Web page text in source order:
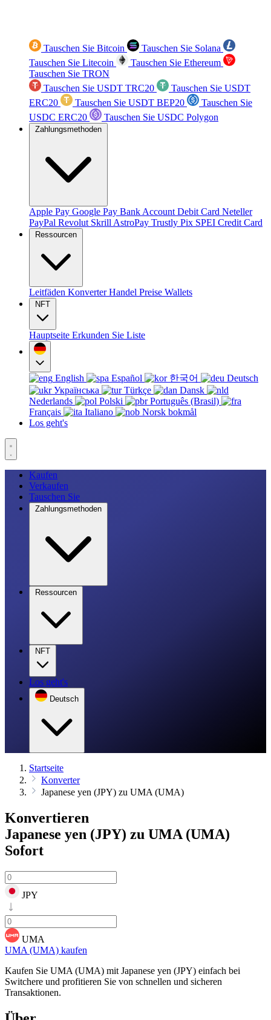
Tauschen Sie Bitcoin
Tauschen Sie Solana
Tauschen Sie Litecoin
Tauschen Sie Ethereum
Tauschen Sie TRON
Tauschen Sie USDT TRC20
Tauschen Sie USDT
ERC20
Tauschen Sie USDT BEP20
Tauschen Sie
USDC ERC20
Tauschen Sie USDC Polygon
Zahlungsmethoden
Apple Pay Google Pay Bank Account Debit Card Neteller
PayPal Revolut Skrill AstroPay Trustly Pix SPEI Credit Card
Ressourcen
Leitfäden KonverterHandel Preise Wallets
NFT
Hauptseite Erkunden Sie Liste
English Español 한국어
Deutsch
Українська
Türkçe
Dansk
Nederlands
Polski
Português (Brasil)
Français
Italiano
Norsk bokmål
Los geht's
Kaufen
Verkaufen
Tauschen Sie
Zahlungsmethoden
Ressourcen
NFT
Los geht's
Deutsch
Startseite
Konverter
Japanese yen (JPY) zu UMA (UMA)
Konvertieren
Japanese yen (JPY) zu UMA (UMA)
Sofort
JPY
UMA
UMA (UMA) kaufen
Kaufen Sie UMA (UMA) mit Japanese yen (JPY) einfach bei
Switchere und profitieren Sie von schnellen und sicheren
Transaktionen.